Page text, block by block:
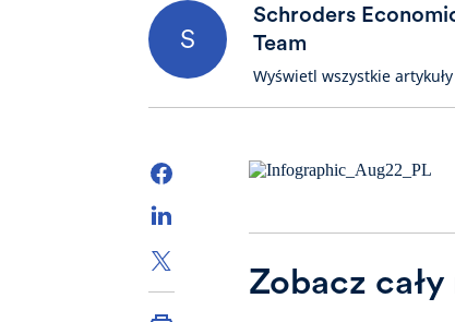
S
Schroders
Team
Wyświetl wszystkie artykuły
Zobacz